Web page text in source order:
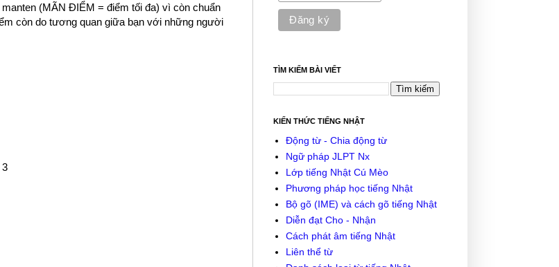
(MÃN ĐIỂM = điểm tối đa) vì còn chuẩn
còn do tương quan giữa bạn với những người
3
TÌM KIẾM BÀI VIẾT
KIẾN THỨC TIẾNG NHẬT
Động từ - Chia động từ
Ngữ pháp JLPT Nx
Lớp tiếng Nhật Cú Mèo
Phương pháp học tiếng Nhật
Bộ gõ (IME) và cách gõ tiếng Nhật
Diễn đạt Cho - Nhận
Cách phát âm tiếng Nhật
Liên thể từ